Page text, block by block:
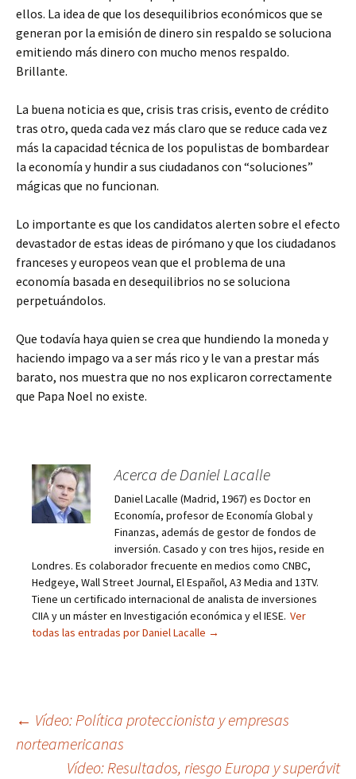
ellos. La idea de que los desequilibrios económicos que se
generan por la emisión de dinero sin respaldo se soluciona
emitiendo más dinero con mucho menos respaldo.
Brillante.
La buena noticia es que, crisis tras crisis, evento de crédito
tras otro, queda cada vez más claro que se reduce cada vez
más la capacidad técnica de los populistas de bombardear
la economía y hundir a sus ciudadanos con “soluciones”
mágicas que no funcionan.
Lo importante es que los candidatos alerten sobre el efecto
devastador de estas ideas de pirómano y que los ciudadanos
franceses y europeos vean que el problema de una
economía basada en desequilibrios no se soluciona
perpetuándolos.
Que todavía haya quien se crea que hundiendo la moneda y
haciendo impago va a ser más rico y le van a prestar más
barato, nos muestra que no nos explicaron correctamente
que Papa Noel no existe.
Acerca de Daniel Lacalle
Daniel Lacalle (Madrid, 1967) es Doctor en
Economía, profesor de Economía Global y
Finanzas, además de gestor de fondos de
inversión. Casado y con tres hijos, reside en
Londres. Es colaborador frecuente en medios como CNBC,
Hedgeye, Wall Street Journal, El Español, A3 Media and 13TV.
Tiene un certificado internacional de analista de inversiones
CIIA y un máster en Investigación económica y el IESE. Ver
todas las entradas por Daniel Lacalle →
Navegación
de
← Vídeo: Política proteccionista y empresas
norteamericanas
Vídeo: Resultados, riesgo Europa y superávit